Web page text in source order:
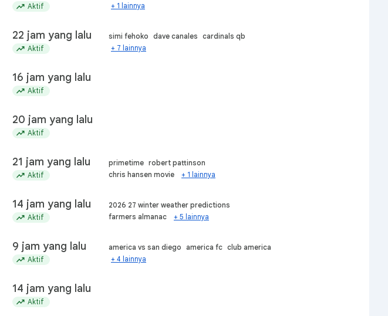
trending_up Aktif
+ 1 lainnya
22 jam yang lalu
trending_up Aktif
simi fehoko dave canales cardinals qb
+ 7 lainnya
16 jam yang lalu
trending_up Aktif
20 jam yang lalu
trending_up Aktif
21 jam yang lalu
trending_up Aktif
primetime robert pattinson
chris hansen movie
+ 1 lainnya
14 jam yang lalu
trending_up Aktif
2026 27 winter weather predictions
farmers almanac
+ 5 lainnya
9 jam yang lalu
trending_up Aktif
america vs san diego america fc club america
+ 4 lainnya
14 jam yang lalu
trending_up Aktif